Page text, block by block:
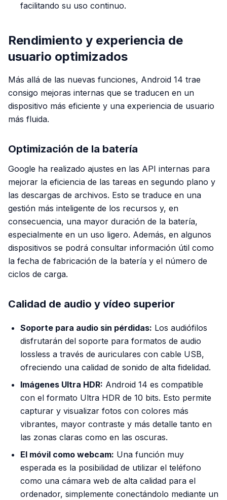
facilitando su uso continuo.
Rendimiento y experiencia de
usuario optimizados
Más allá de las nuevas funciones, Android 14 trae
consigo mejoras internas que se traducen en un
dispositivo más eficiente y una experiencia de usuario
más fluida.
Optimización de la batería
Google ha realizado ajustes en las API internas para
mejorar la eficiencia de las tareas en segundo plano y
las descargas de archivos. Esto se traduce en una
gestión más inteligente de los recursos y, en
consecuencia, una mayor duración de la batería,
especialmente en un uso ligero. Además, en algunos
dispositivos se podrá consultar información útil como
la fecha de fabricación de la batería y el número de
ciclos de carga.
Calidad de audio y vídeo superior
Soporte para audio sin pérdidas: Los audiófilos
disfrutarán del soporte para formatos de audio
lossless a través de auriculares con cable USB,
ofreciendo una calidad de sonido de alta fidelidad.
Imágenes Ultra HDR: Android 14 es compatible
con el formato Ultra HDR de 10 bits. Esto permite
capturar y visualizar fotos con colores más
vibrantes, mayor contraste y más detalle tanto en
las zonas claras como en las oscuras.
El móvil como webcam: Una función muy
esperada es la posibilidad de utilizar el teléfono
como una cámara web de alta calidad para el
ordenador, simplemente conectándolo mediante un